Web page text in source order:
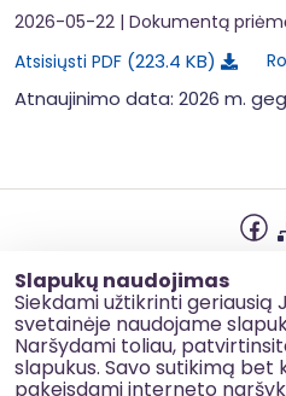
Slapukų naudojimas
Siekdami užtikrinti
svetainėje naudojame
Naršydami toliau,
slapukus. Savo sutikimą bet
pakeisdami interneto
2026-05-22 | Dokumentą
Atsisiųsti PDF 223.4 KB
Atnaujinimo data: 2026 m.
Slapukų naudojimas
Korupcijos prevencija
Kontaktai